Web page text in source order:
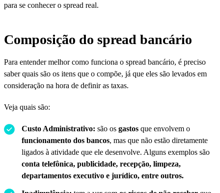
para se conhecer o spread real.
Composição do spread bancário
Para entender melhor como funciona o spread bancário, é preciso
saber quais são os itens que o compõe, já que eles são levados em
consideração na hora de definir as taxas.
Veja quais são:
Custo Administrativo: são os gastos que envolvem o
funcionamento dos bancos, mas que não estão diretamente
ligados à atividade que ele desenvolve. Alguns exemplos são
conta telefônica, publicidade, recepção, limpeza,
departamentos executivo e jurídico, entre outros.